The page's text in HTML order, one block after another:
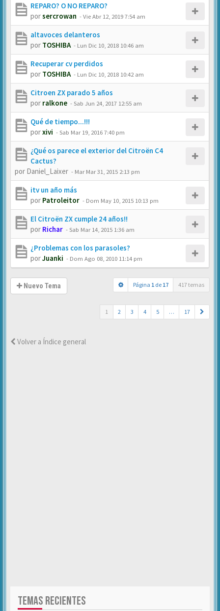
REPARO? O NO REPARO?
porsercrowan -Vie Abr 12, 2019 7:54 am
altavoces delanteros
por TOSHIBA - Lun Dic 10, 2018 10:46 am
Recuperar cv perdidos
por TOSHIBA - Lun Dic 10, 2018 10:42 am
Citroen ZX parado 5 años
por ralkone -Sab Jun 24, 2017 12:55 am
Qué de tiempo...!!!
porxivi -Sab Mar 19, 2016 7:40 pm
¿Qué os parece el exterior del Citroën C4
Cactus?
por Daniel_Laixer - Mar Mar 31, 2015 2:13 pm
itv un año más
por Patroleitor - Dom May 10, 2015 10:13 pm
El Citroën ZX cumple 24 años!!
por Richar -Sab Mar 14, 2015 1:36 am
¿Problemas con los parasoles?
porJuanki - Dom Ago 08, 2010 11:14 pm
Nuevo Tema Página 1 de 17 417 temas
1 2 3 4 5 … 17
Volver a Índice general
TEMAS RECIENTES